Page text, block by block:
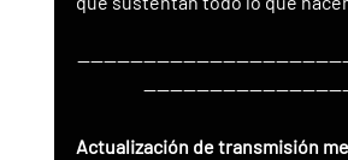
Actualización de transmisión